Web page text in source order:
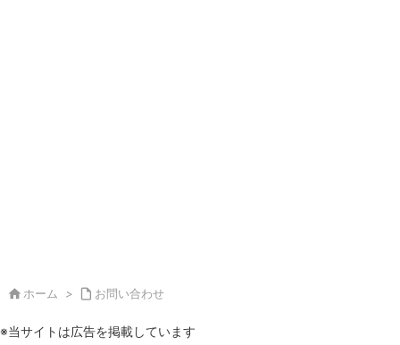
 ホーム >  お問い合わせ
※当サイトは広告を掲載しています